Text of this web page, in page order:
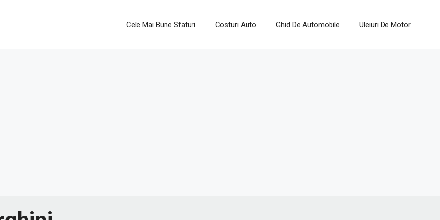
Cele Mai Bune Sfaturi Costuri Auto Ghid De Automobile Uleiuri De Motor